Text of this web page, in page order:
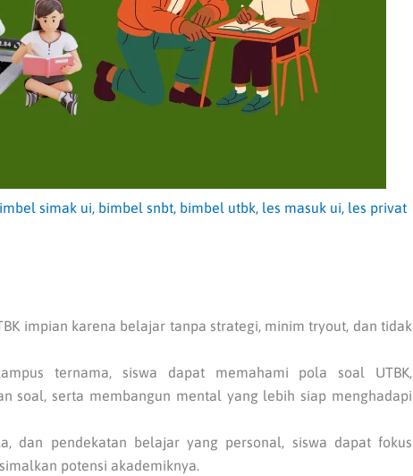
simak ui, bimbel snbt, bimbel utbk, les masuk ui, les privat
impian karena belajar tanpa strategi, minim tryout, dan tidak
ternama, siswa dapat memahami pola soal UTBK,
soal, serta membangun mental yang lebih siap menghadapi
dan pendekatan belajar yang personal, siswa dapat fokus
potensi akademiknya.